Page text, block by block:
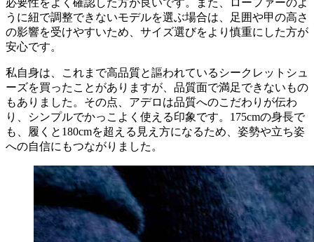
うに紐で調整できないモデルを選ぶ場合は、足囲や甲の高さ
の影響を受けやすいため、サイズ選びをより慎重にした方が
安心です。
私自身は、これまで高品質と謳われているシークレットシュ
ーズを買ったことがありますが、品質面で満足できないもの
もありました。その点、アデロは品質へのこだわりが伝わ
り、シンプルでかっこよく使える印象です。175cmの身長で
も、履くと180cmを超える見え方になるため、姿勢や立ち姿
への自信にもつながりました。